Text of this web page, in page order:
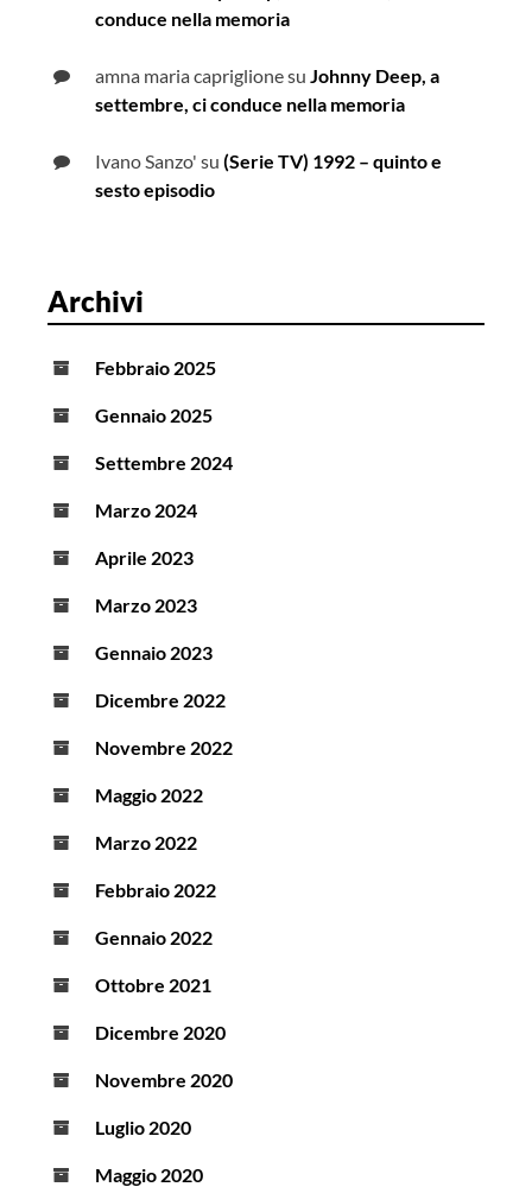
conduce nella memoria
amna maria capriglionesu Johnny Deep, a
settembre, ci conduce nella memoria
Ivano Sanzo' su (Serie TV) 1992 – quinto e
sesto episodio
Archivi
Febbraio 2025
Gennaio 2025
Settembre 2024
Marzo 2024
Aprile 2023
Marzo 2023
Gennaio 2023
Dicembre 2022
Novembre 2022
Maggio 2022
Marzo 2022
Febbraio 2022
Gennaio 2022
Ottobre 2021
Dicembre 2020
Novembre 2020
Luglio 2020
Maggio 2020